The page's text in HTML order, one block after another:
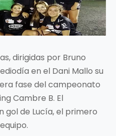
dirigidas por Bruno
en el Dani Mallo su
fase del campeonato
Cambre B. El
gol de Lucía, el primero